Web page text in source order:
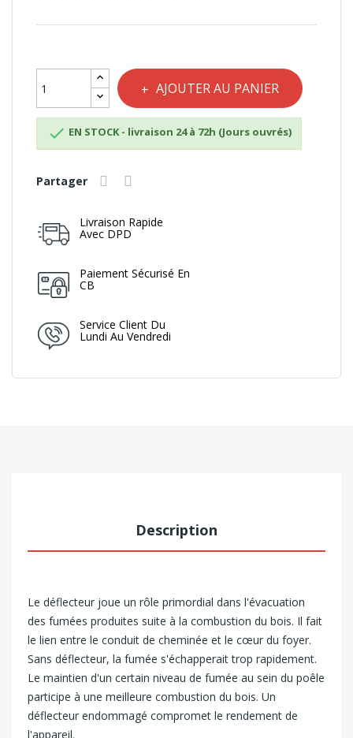
AJOUTER AU PANIER
 EN STOCK - livraison 24 à 72h (Jours ouvrés)
Partager
Livraison Rapide
Avec DPD
Paiement Sécurisé En
CB
Service Client Du
Lundi Au Vendredi
Description
Le déflecteur joue un rôle primordial dans l'évacuation
des fumées produites suite à la combustion du bois. Il fait
le lien entre le conduit de cheminée et le cœur du foyer.
Sans déflecteur, la fumée s'échapperait trop rapidement.
Le maintien d'un certain niveau de fumée au sein du poêle
participe à une meilleure combustion du bois. Un
déflecteur endommagé compromet le rendement de
l'appareil.